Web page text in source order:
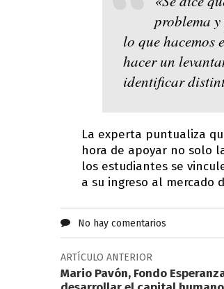
problema y
lo que hacemos
hacer un
identificar
La experta puntualiza
hora de apoyar no solo
los estudiantes se
a su ingreso al mercado
No hay comentarios
ARTÍCULO ANTERIOR
Mario Pavón, Fondo